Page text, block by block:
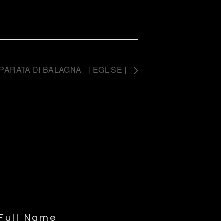
DI BALAGNA_ [ EGLISE ]
Name